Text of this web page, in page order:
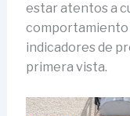
estar atentos a
comportamiento
indicadores de
primera vista.